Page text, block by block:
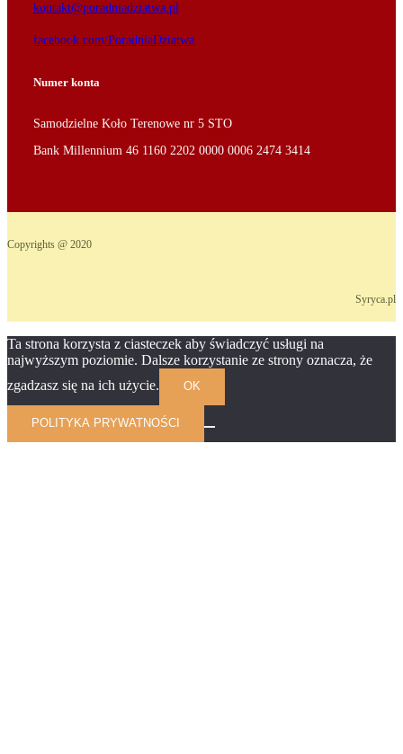
kontakt@poradniadziatwa.pl
facebook.com/PoradniaDziatwa
Numer konta
Samodzielne Koło Terenowe nr 5 STO
Bank Millennium 46 1160 2202 0000 0006 2474 3414
Copyrights @ 2020
Syryca.pl
Ta strona korzysta z ciasteczek aby świadczyć usługi na
najwyższym poziomie. Dalsze korzystanie ze strony oznacza, że
zgadzasz się na ich użycie.
OK
POLITYKA PRYWATNOŚCI